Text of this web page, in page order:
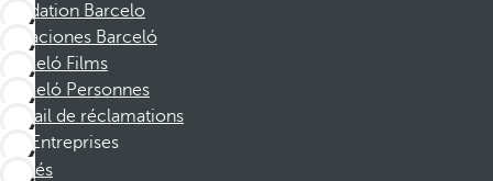
Fondation Barcelo
Vacaciones Barceló
Barceló Films
Barceló Personnes
Portail de réclamations
Entreprises
Affiliés